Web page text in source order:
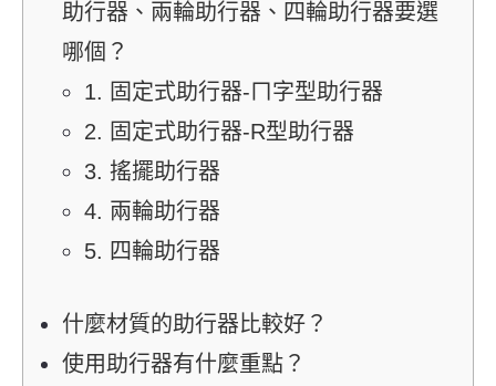
助行器、兩輪助行器、四輪助行器要選
哪個？
1. 固定式助行器-ㄇ字型助行器
2. 固定式助行器-R型助行器
3. 搖擺助行器
4. 兩輪助行器
5. 四輪助行器
什麼材質的助行器比較好？
使用助行器有什麼重點？